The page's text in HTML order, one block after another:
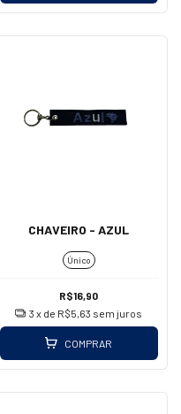
CHAVEIRO - AZUL
Único
R$16,90
3 x de R$5,63 sem juros
COMPRAR